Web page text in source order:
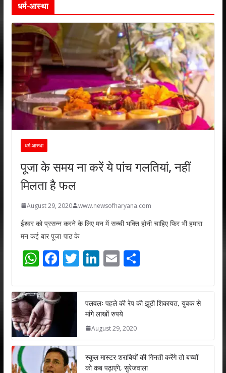
धर्म-आस्था
धर्म-आस्था
पूजा के समय ना करें ये पांच गलतियां, नहीं
मिलता है फल
August 29, 2020 www.newsofharyana.com
ईश्वर को प्रसन्न करने के लिए मन में सच्ची भक्ति होनी चाहिए फिर भी हमारा
मन कई बार पूजा-पाठ के
W
at
s
A
p
p
F
e
b
o
k
T
er
Li
e
dI
n
E
l
S
e
पलवलः पहले की रेप की झूठी शिकायत, युवक से
मांगे लाखों रुपये
August 29, 2020
स्कूल मास्टर शराबियों की गिनती करेंगे तो बच्चों
को कब पढ़ाएंगे, सुरेजवाला